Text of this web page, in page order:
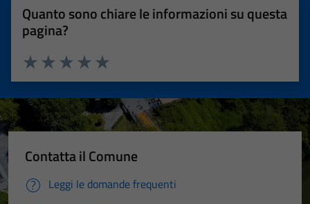
Quanto sono chiare le informazioni su questa
pagina?
Valuta 5 stelle su 5
Valuta 4 stelle su 5
Valuta 3 stelle su 5
Valuta 2 stelle su 5
Valuta 1 stelle su 5
Contatta il Comune
Leggi le domande frequenti